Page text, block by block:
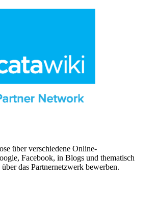
über verschiedene Online-
Facebook, in Blogs und thematisch
über das Partnernetzwerk bewerben.